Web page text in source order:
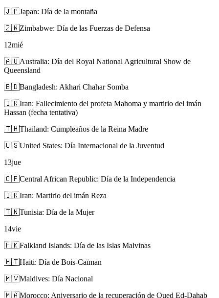
🇯🇵Japan: Día de la montaña
🇿🇼Zimbabwe: Día de las Fuerzas de Defensa
12mié
🇦🇺Australia: Día del Royal National Agricultural Show de
Queensland
🇧🇩Bangladesh: Akhari Chahar Somba
🇮🇷Iran: Fallecimiento del profeta Mahoma y martirio del imán
Hassan (fecha tentativa)
🇹🇭Thailand: Cumpleaños de la Reina Madre
🇺🇸United States: Día Internacional de la Juventud
13jue
🇨🇫Central African Republic: Día de la Independencia
🇮🇷Iran: Martirio del imán Reza
🇹🇳Tunisia: Día de la Mujer
14vie
🇫🇰Falkland Islands: Día de las Islas Malvinas
🇭🇹Haiti: Día de Bois-Caïman
🇲🇻Maldives: Día Nacional
🇲🇦Morocco: Aniversario de la recuperación de Oued Ed-Dahab